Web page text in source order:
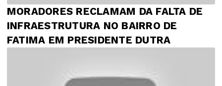
MORADORES RECLAMAM DA FALTA DE
INFRAESTRUTURA NO BAIRRO DE
FATIMA EM PRESIDENTE DUTRA